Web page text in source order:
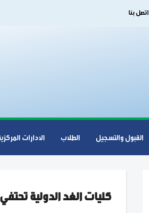
اتصل بنا
القبول والتسجيل الطلاب الادارات
كليات الغد الدولية